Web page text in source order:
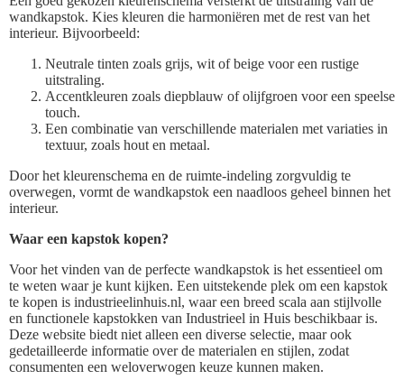
wandkapstok. Kies kleuren die harmoniëren met de rest van het
interieur. Bijvoorbeeld:
Neutrale tinten zoals grijs, wit of beige voor een rustige
uitstraling.
Accentkleuren zoals diepblauw of olijfgroen voor een speelse
touch.
Een combinatie van verschillende materialen met variaties in
textuur, zoals hout en metaal.
Door het kleurenschema en de ruimte-indeling zorgvuldig te
overwegen, vormt de wandkapstok een naadloos geheel binnen het
interieur.
Waar een kapstok kopen?
Voor het vinden van de perfecte wandkapstok is het essentieel om
te weten waar je kunt kijken. Een uitstekende plek om een kapstok
te kopen is industrieelinhuis.nl, waar een breed scala aan stijlvolle
en functionele kapstokken van Industrieel in Huis beschikbaar is.
Deze website biedt niet alleen een diverse selectie, maar ook
gedetailleerde informatie over de materialen en stijlen, zodat
consumenten een weloverwogen keuze kunnen maken.